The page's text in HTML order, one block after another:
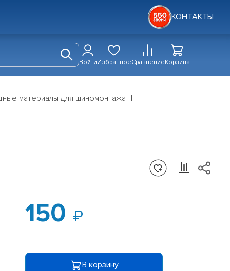
КОНТАКТЫ
ВойтиИзбранноеСравнениеКорзина
материалы для шиномонтажа
150
В корзину